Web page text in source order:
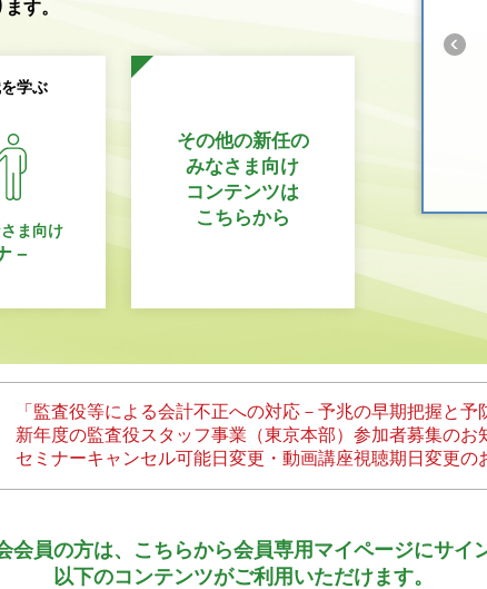
す。
学ぶ
ま向け
－
その他の新任の
みなさま向け
コンテンツは
こちらから
「監査役等による会計不正への対応－予兆の早期把握と予
新年度の監査役スタッフ事業（東京本部）参加者募集のお
セミナーキャンセル可能日変更・動画講座視聴期日変更の
会員の方は、 こちらから会員専用マイページにサイ
以下のコンテンツがご利用いただけます。